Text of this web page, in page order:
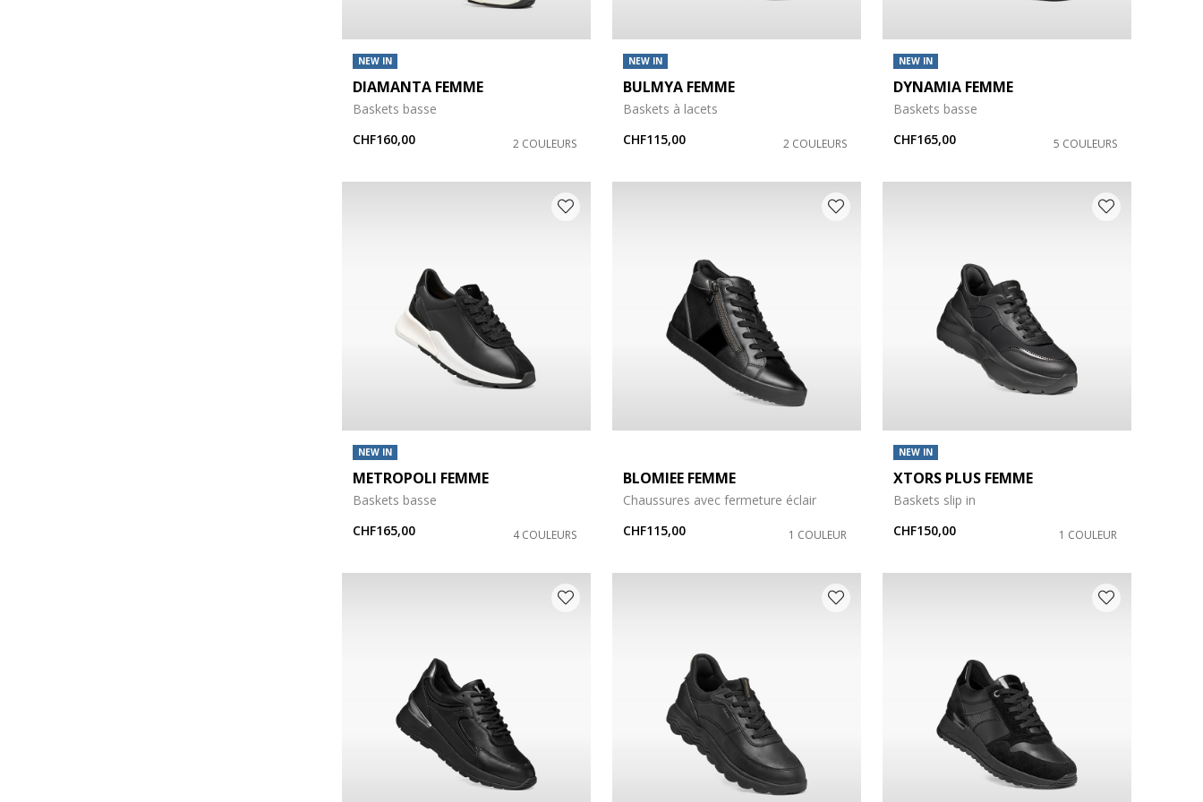
NEW IN
DIAMANTA FEMME
Baskets basse
CHF160,00
2 COULEURS
NEW IN
BULMYA FEMME
Baskets à lacets
CHF115,00
2 COULEURS
NEW IN
DYNAMIA FEMME
Baskets basse
CHF165,00
5 COULEURS
NEW IN
METROPOLI FEMME
Baskets basse
CHF165,00
4 COULEURS
BLOMIEE FEMME
Chaussures avec fermeture éclair
CHF115,00
1 COULEUR
NEW IN
XTORS PLUS FEMME
Baskets slip in
CHF150,00
1 COULEUR